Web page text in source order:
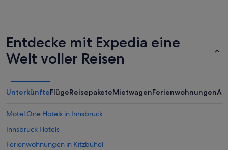
Entdecke mit Expedia eine
Welt voller Reisen
UnterkünfteFlügeReisepaketeMietwagenFerienwohnungen
Motel One Hotels in Innsbruck
Innsbruck Hotels
Ferienwohnungen in Kitzbühel